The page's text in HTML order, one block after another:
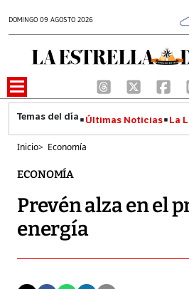
DOMINGO 09 AGOSTO 2026
Últimas Noticias La
Inicio> Economía
ECONOMÍA
Prevén alza en el
energía